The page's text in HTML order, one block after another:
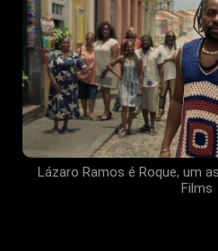
Filmes
Séries
Novelas
Lázaro Ramos é Roque, um
Films